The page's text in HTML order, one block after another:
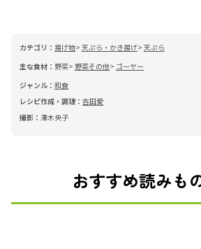
カテゴリ： 揚げ物 天ぷら・かき揚げ 天ぷら
主な食材： 野菜 野菜その他
ゴーヤー
ジャンル： 和食
レシピ作成・調理： 吉田愛
撮影： 澤木央子
おすすめ読みも